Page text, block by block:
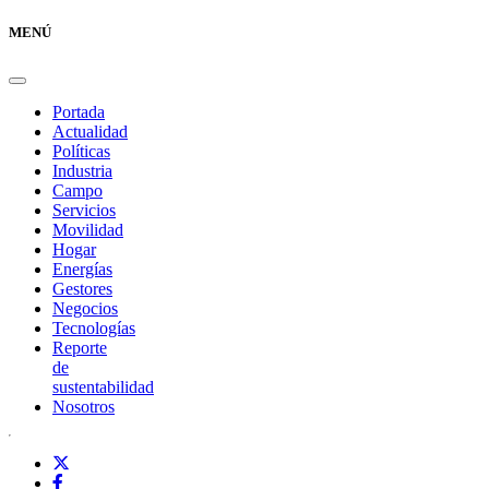
MENÚ
Portada
Actualidad
Políticas
Industria
Campo
Servicios
Movilidad
Hogar
Energías
Gestores
Negocios
Tecnologías
Reporte
de
sustentabilidad
Nosotros